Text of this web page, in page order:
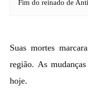
Fim do reinado de
Suas mortes
região. As
hoje.